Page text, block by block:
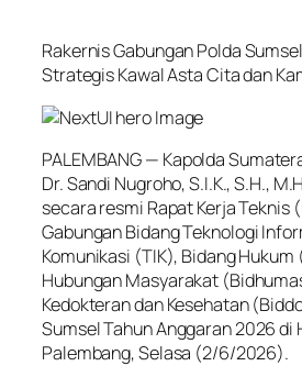
Rakernis Gabungan Polda
Strategis Kawal Asta Cita dan
PALEMBANG — Kapolda
Dr. Sandi Nugroho, S.I.K., S.H.,
secara resmi Rapat Kerja Teknis
Gabungan Bidang Teknologi
Komunikasi (TIK), Bidang
Hubungan Masyarakat
Kedokteran dan Kesehatan
Sumsel Tahun Anggaran 2026 di
Palembang, Selasa (2/6/2026).